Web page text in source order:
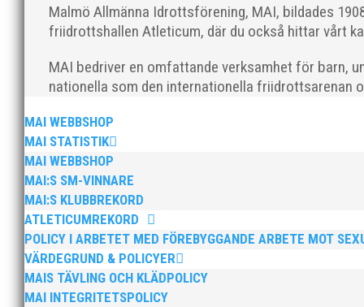
Malmö Allmänna Idrottsförening, MAI, bildades
friidrottshallen Atleticum, där du också hittar vårt
MAI bedriver en omfattande verksamhet för barn,
nationella som den internationella friidrottsarenan
MAI WEBBSHOP
MAI STATISTIK
MAI WEBBSHOP
MAI:S SM-VINNARE
MAI:S KLUBBREKORD
ATLETICUMREKORD
POLICY I ARBETET MED FÖREBYGGANDE ARBETE MOT
VÄRDEGRUND & POLICYER
MAIS TÄVLING OCH KLÄDPOLICY
MAI INTEGRITETSPOLICY